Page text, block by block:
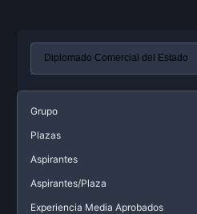
Grupo
Plazas
Aspirantes
Aspirantes/Plaza
Experiencia Media Aprobados